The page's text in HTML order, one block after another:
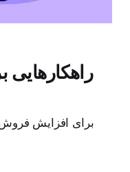
برای افزایش فروش